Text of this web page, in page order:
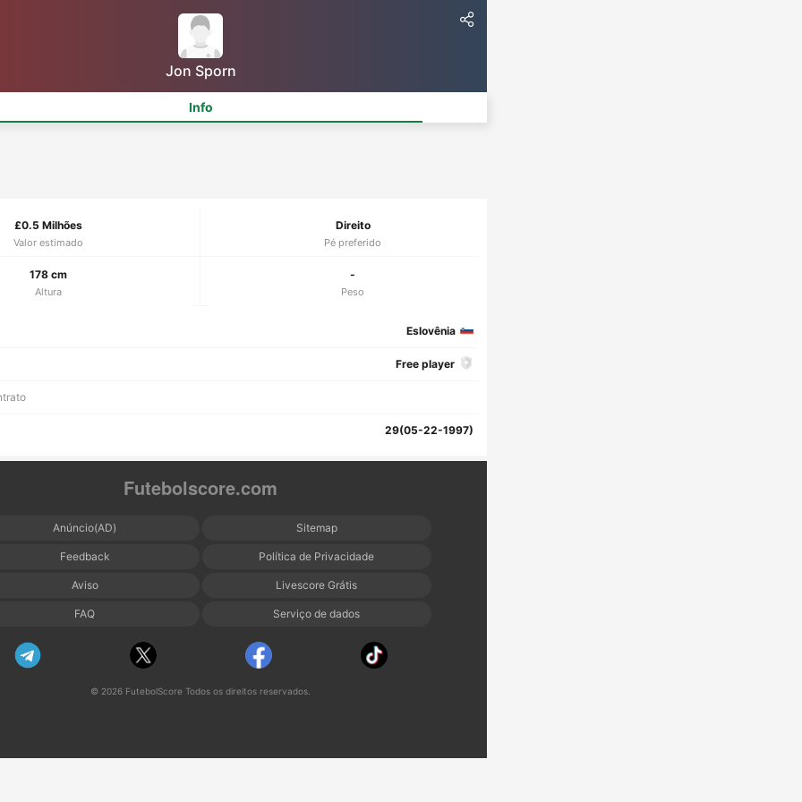
Jon Sporn
Info
£0.5 Milhões
Valor estimado
Direito
Pé preferido
178 cm
Altura
-
Peso
Eslovênia
Free player
29(05-22-1997)
Futebolscore.com
Anúncio(AD) Sitemap
Feedback Política de Privacidade
Aviso Livescore Grátis
FAQ Serviço de dados
© 2026 FutebolScore Todos os direitos reservados.